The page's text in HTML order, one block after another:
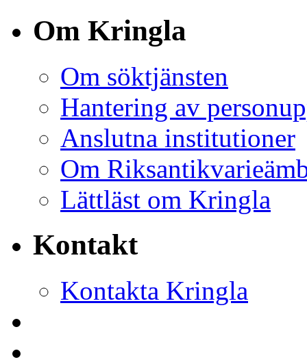
Om Kringla
Om söktjänsten
Hantering av
Anslutna institutioner
Om
Lättläst om Kringla
Kontakt
Kontakta Kringla